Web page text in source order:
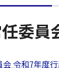
委員
令和7年度行